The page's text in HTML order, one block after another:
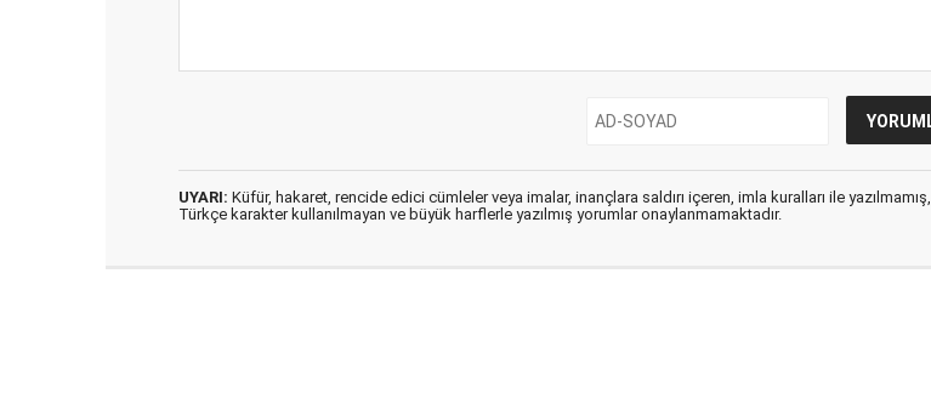
UYARI: Küfür, hakaret, rencide edici cümleler veya imalar, inançlara saldırı içeren, imla kuralları ile yazılmamış,
Türkçe karakter kullanılmayan ve büyük harflerle yazılmış yorumlar onaylanmamaktadır.